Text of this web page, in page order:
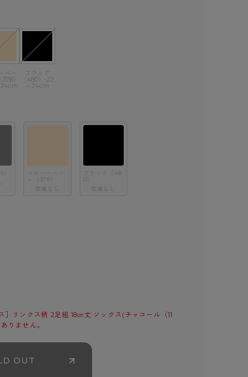
378）
24cm
ブラック
（480）-22
～24cm
）
ュ（378）
在庫なし
ブラック（48
在庫なし
］リンクス柄 2足組 18㎝丈 ソックス(チャコール（11
りません。
OUT